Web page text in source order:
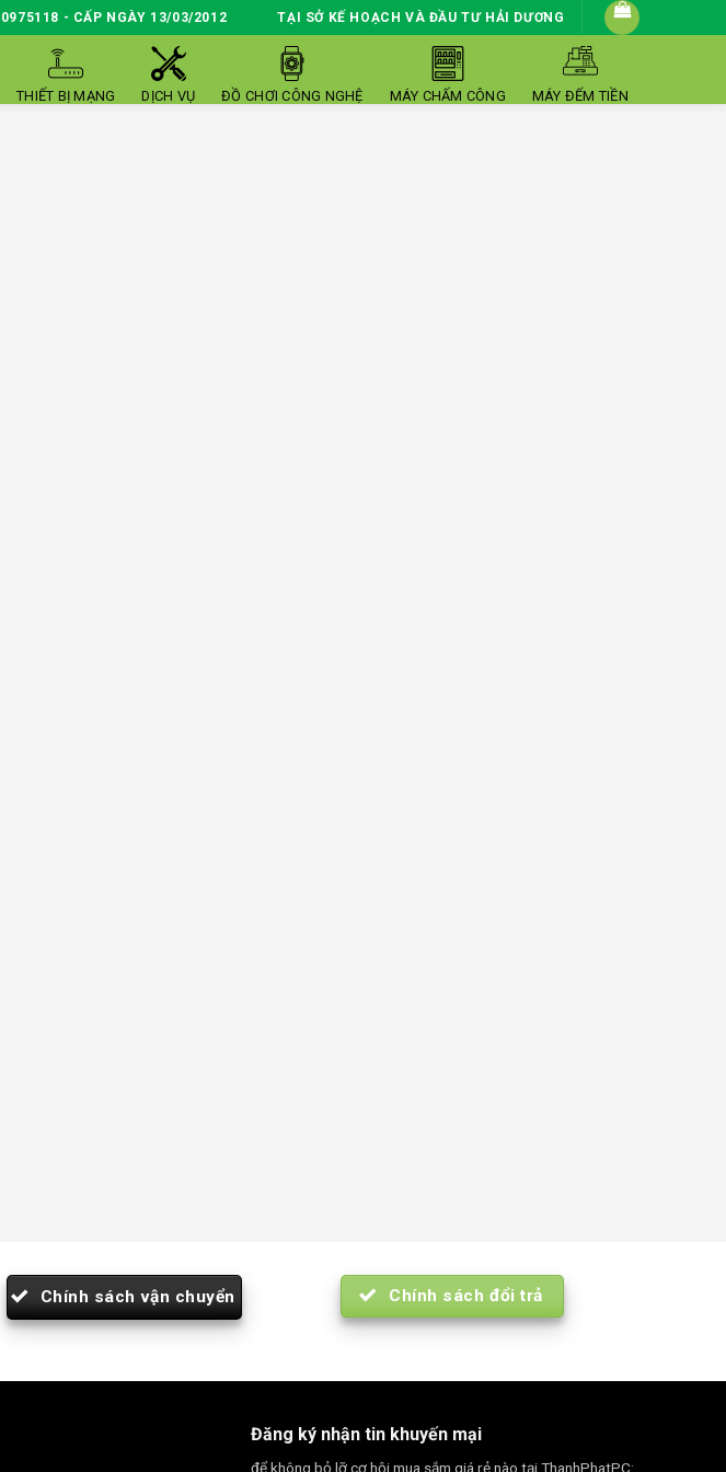
- CẤP NGÀY 13/03/2012 TẠI SỞ KẾ HOẠCH VÀ ĐẦU TƯ HẢI DƯƠNG
THIẾT BỊ MẠNG DỊCH VỤ ĐỒ CHƠI CÔNG NGHỆ MÁY CHẤM CÔNG MÁY ĐẾM TIỀN
Chính sách vận chuyển Chính sách đổi trả
Đăng ký nhận tin khuyến mại
để không bỏ lỡ cơ hội mua sắm giá rẻ nào tại ThanhPhatPC: